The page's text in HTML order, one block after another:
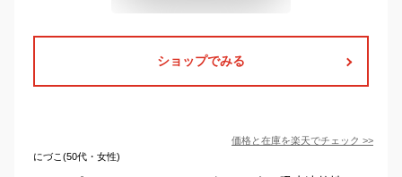
ショップでみる
価格と在庫を楽天でチェック >>
にづこ(50代・女性)